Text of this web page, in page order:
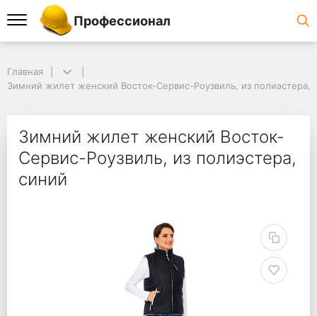
Профессионал
Главная
Зимний жилет женский Восток-Сервис-Роузвиль, из полиэстера,
Зимний жилет женский Восток-
Сервис-Роузвиль, из полиэстера,
синий